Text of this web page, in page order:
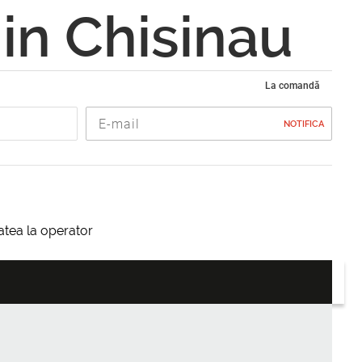
Chisinau
La comandă
NOTIFICA
la operator